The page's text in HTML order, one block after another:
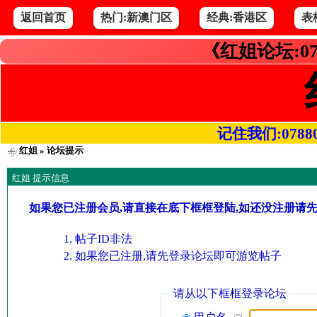
返回首页 热门:新澳门区 经典:香港区 表
《红姐论坛
记住我们
红姐» 论坛提示
红姐 提示信息
如果您已注册会员,请直接在底下框框登陆,如还没注册请
帖子ID非法
如果您已注册,请先登录论坛即可游览帖子
请从以下框框登录论坛